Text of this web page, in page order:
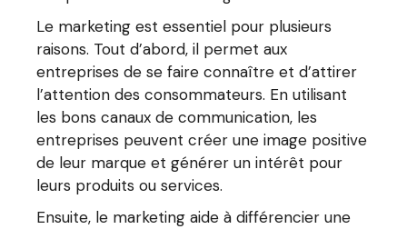
Le marketing est essentiel pour plusieurs
raisons. Tout d’abord, il permet aux
entreprises de se faire connaître et d’attirer
l’attention des consommateurs. En utilisant
les bons canaux de communication, les
entreprises peuvent créer une image positive
de leur marque et générer un intérêt pour
leurs produits ou services.
Ensuite, le marketing aide à différencier une